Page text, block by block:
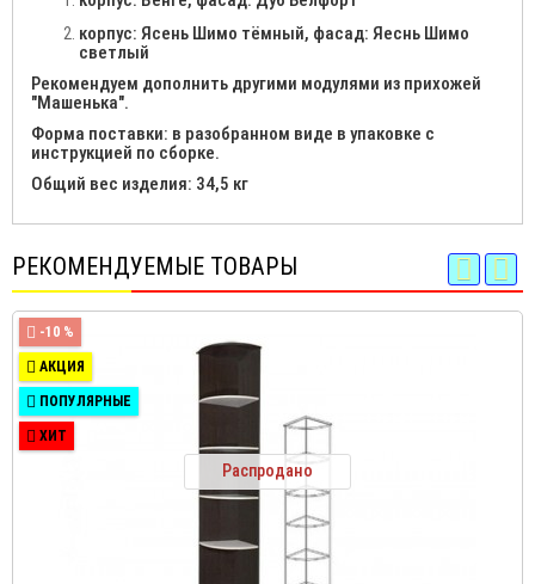
корпус: Ясень Шимо тёмный, фасад: Яеснь Шимо
светлый
Рекомендуем дополнить другими модулями из прихожей
"Машенька".
Форма поставки: в разобранном виде в упаковке с
инструкцией по сборке.
Общий вес изделия: 34,5 кг
РЕКОМЕНДУЕМЫЕ ТОВАРЫ
-10 %
АКЦИЯ
ПОПУЛЯРНЫЕ
ХИТ
Распродано